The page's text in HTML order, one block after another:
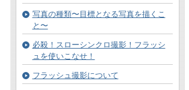
写真の種類〜目標となる写真を描くこ
と〜
必殺！スローシンクロ撮影！フラッシ
ュを使いこなせ！
フラッシュ撮影について